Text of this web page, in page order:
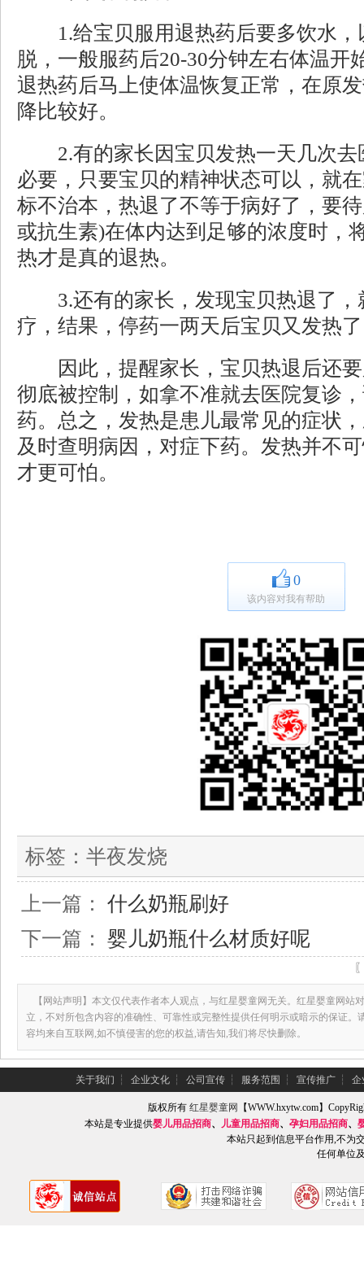
1.给宝贝服用退热药后要多饮水，
脱，一般服药后20-30分钟左右体温开
退热药后马上使体温恢复正常，在原
降比较好。
2.有的家长因宝贝发热一天几次去
必要，只要宝贝的精神状态可以，就
标不治本，热退了不等于病好了，要
或抗生素)在体内达到足够的浓度时，
热才是真的退热。
3.还有的家长，发现宝贝热退了，
疗，结果，停药一两天后宝贝又发热
因此，提醒家长，宝贝热退后还要
彻底被控制，如拿不准就去医院复诊
药。总之，发热是患儿最常见的症状
及时查明病因，对症下药。发热并不
才更可怕。
0
该内容对我有帮助
标签： 半夜发烧
上一篇： 什么奶瓶刷好
下一篇： 婴儿奶瓶什么材质好呢
【网站声明】本文仅代表作者本人观点，与红星婴童网无关。红星婴童网站
立，不对所包含内容的准确性、可靠性或完整性提供任何明示或暗示的保证。
容均来自互联网,如不慎侵害的您的权益,请告知,我们将尽快删除。
关于我们 ┆ 企业文化 ┆ 公司宣传 ┆ 服务范围 ┆ 宣传推广 ┆ 企
版权所有红星婴童网
【WWW.hxytw.com】
本站是专业提供婴儿用品招商、 儿童用品招商、 孕妇用品招商、
本站只起到信息平台作用,不为
任何单位